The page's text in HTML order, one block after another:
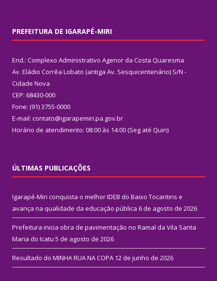
PREFEITURA DE IGARAPÉ-MIRI
End.: Complexo Administrativo Agenor da Costa Quaresma
Av. Eládio Corrêa Lobato (antiga Av. Sesquicentenário) S/N -
Cidade Nova
CEP: 68430-000
Fone: (91) 3755-0000
E-mail: contato@igarapemiri.pa.gov.br
Horário de atendimento: 08:00 às 14:00 (Seg até Quin)
ÚLTIMAS PUBLICAÇÕES
Igarapé-Miri conquista o melhor IDEB do Baixo Tocantins e
avança na qualidade da educação pública 6 de agosto de 2026
Prefeitura inicia obra de pavimentação no Ramal da Vila Santa
Maria do Icatu 5 de agosto de 2026
Resultado do MINHA RUA NA COPA 12 de junho de 2026